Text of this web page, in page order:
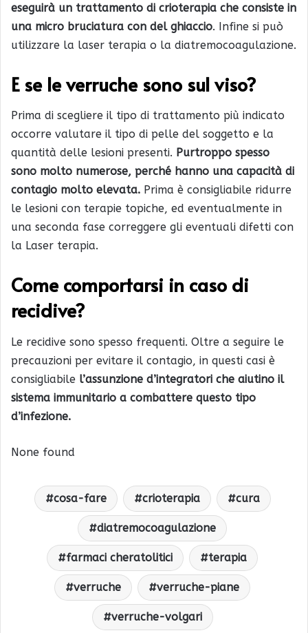
eseguirà un trattamento di crioterapia che consiste in
una micro bruciatura con del ghiaccio. Infine si può
utilizzare la laser terapia o la diatremocoagulazione.
E se le verruche sono sul viso?
Prima di scegliere il tipo di trattamento più indicato
occorre valutare il tipo di pelle del soggetto e la
quantità delle lesioni presenti. Purtroppo spesso
sono molto numerose, perché hanno una capacità di
contagio molto elevata. Prima è consigliabile ridurre
le lesioni con terapie topiche, ed eventualmente in
una seconda fase correggere gli eventuali difetti con
la Laser terapia.
Come comportarsi in caso di
recidive?
Le recidive sono spesso frequenti. Oltre a seguire le
precauzioni per evitare il contagio, in questi casi è
consigliabile l’assunzione d’integratori che aiutino il
sistema immunitario a combattere questo tipo
d’infezione.
None found
cosa-fare crioterapia cura
diatremocoagulazione
farmaci cheratolitici terapia
verruche verruche-piane
verruche-volgari